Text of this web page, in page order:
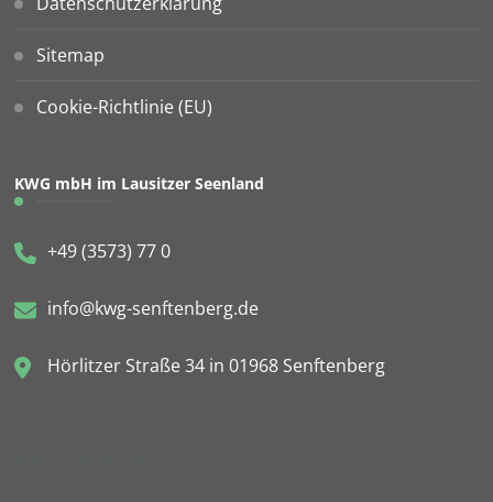
Sitemap
Cookie-Richtlinie (EU)
KWG mbH im Lausitzer Seenland
+49 (3573) 77 0
info@kwg-senftenberg.de
Hörlitzer Straße 34 in 01968 Senftenberg